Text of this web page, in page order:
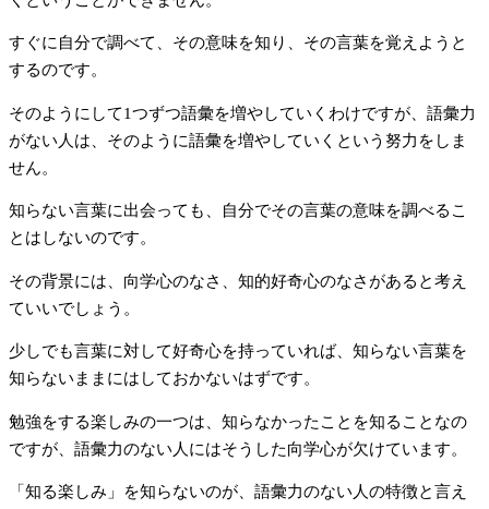
すぐに自分で調べて、その意味を知り、その言葉を覚えようと
するのです。
そのようにして1つずつ語彙を増やしていくわけですが、語彙力
がない人は、そのように語彙を増やしていくという努力をしま
せん。
知らない言葉に出会っても、自分でその言葉の意味を調べるこ
とはしないのです。
その背景には、向学心のなさ、知的好奇心のなさがあると考え
ていいでしょう。
少しでも言葉に対して好奇心を持っていれば、知らない言葉を
知らないままにはしておかないはずです。
勉強をする楽しみの一つは、知らなかったことを知ることなの
ですが、語彙力のない人にはそうした向学心が欠けています。
「知る楽しみ」を知らないのが、語彙力のない人の特徴と言え